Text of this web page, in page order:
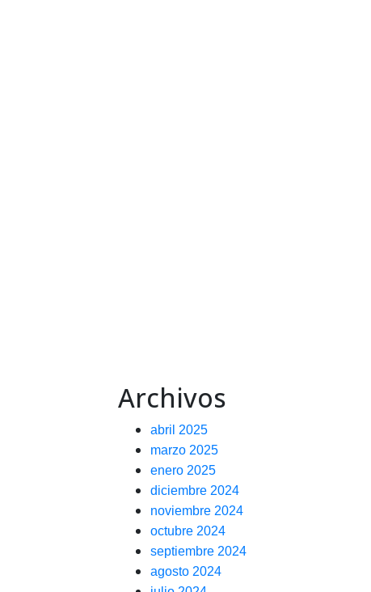
Archivos
abril 2025
marzo 2025
enero 2025
diciembre 2024
noviembre 2024
octubre 2024
septiembre 2024
agosto 2024